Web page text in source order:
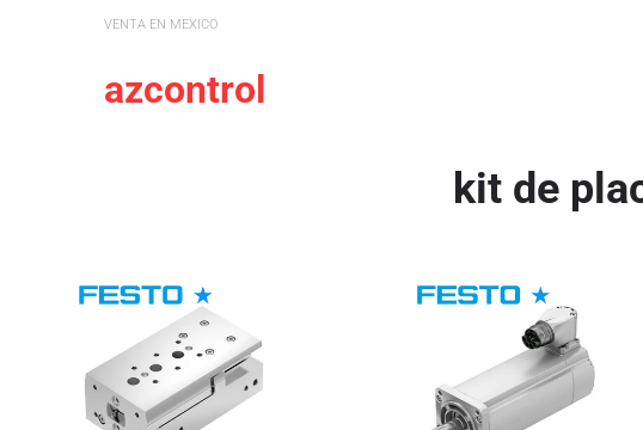
VENTA EN MEXICO
azcontrol
kit de